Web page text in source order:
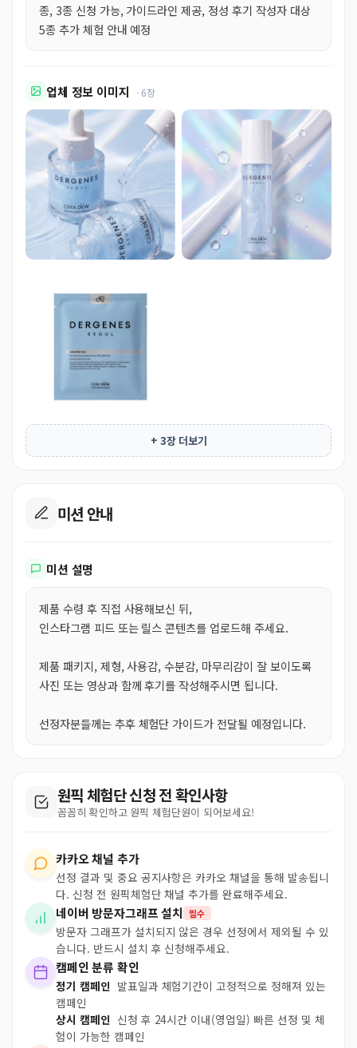
종, 3종 신청 가능, 가이드라인 제공, 정성 후기 작성자 대상
5종 추가 체험 안내 예정
업체 정보 이미지 · 6장
+ 3장 더보기
미션 안내
미션 설명
제품 수령 후 직접 사용해보신 뒤,
인스타그램 피드 또는 릴스 콘텐츠를 업로드해 주세요.
제품 패키지, 제형, 사용감, 수분감, 마무리감이 잘 보이도록
사진 또는 영상과 함께 후기를 작성해주시면 됩니다.
선정자분들께는 추후 체험단 가이드가 전달될 예정입니다.
원픽 체험단 신청 전 확인사항
꼼꼼히 확인하고 원픽 체험단원이 되어보세요!
카카오 채널 추가
선정 결과 및 중요 공지사항은 카카오 채널을 통해 발송됩니
다. 신청 전 원픽체험단 채널 추가를 완료해주세요.
네이버 방문자그래프 설치 필수
방문자 그래프가 설치되지 않은 경우 선정에서 제외될 수 있
습니다. 반드시 설치 후 신청해주세요.
캠페인 분류 확인
정기 캠페인 발표일과 체험기간이 고정적으로 정해져 있는
캠페인
상시 캠페인 신청 후 24시간 이내(영업일) 빠른 선정 및 체
험이 가능한 캠페인